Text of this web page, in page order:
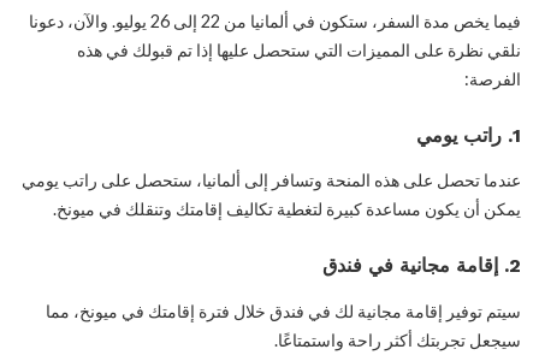
فيما يخص مدة السفر، ستكون في ألمانيا من 22 إلى 26 يوليو. والآن، دعونا
نلقي نظرة على المميزات التي ستحصل عليها إذا تم قبولك في هذه
الفرصة:
1. راتب يومي
عندما تحصل على هذه المنحة وتسافر إلى ألمانيا، ستحصل على راتب يومي
يمكن أن يكون مساعدة كبيرة لتغطية تكاليف إقامتك وتنقلك في ميونخ.
2. إقامة مجانية في فندق
سيتم توفير إقامة مجانية لك في فندق خلال فترة إقامتك في ميونخ، مما
سيجعل تجربتك أكثر راحة واستمتاعًا.